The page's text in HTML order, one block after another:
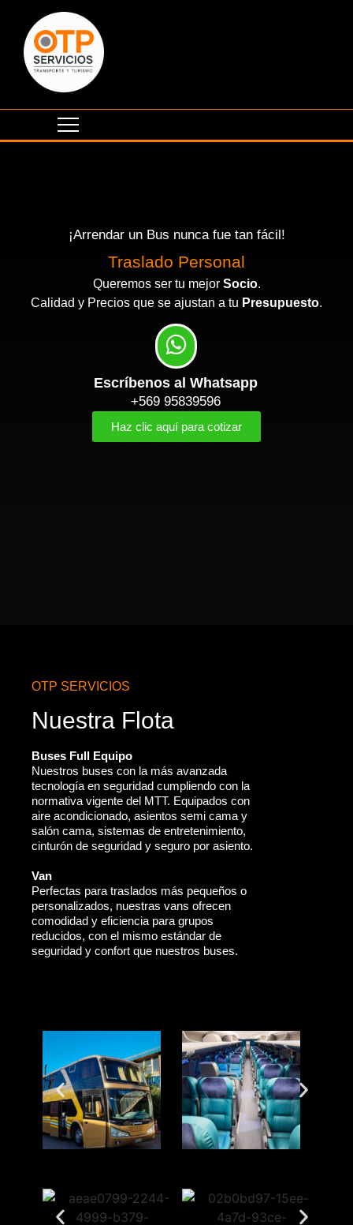
¡Arrendar un Bus nunca fue tan fácil!
Traslado Personal
Eventos Corporativos
Queremos ser tu mejor Socio.
Calidad y Precios que se ajustan a tu Presupuesto.
Escríbenos al Whatsapp
+569 95839596
Haz clic aquí para cotizar
OTP SERVICIOS
Nuestra Flota
Buses Full Equipo
Nuestros buses con la más avanzada
tecnología en seguridad cumpliendo con la
normativa vigente del MTT. Equipados con
aire acondicionado, asientos semi cama y
salón cama, sistemas de entretenimiento,
cinturón de seguridad y seguro por asiento.
Van
Perfectas para traslados más pequeños o
personalizados, nuestras vans ofrecen
comodidad y eficiencia para grupos
reducidos, con el mismo estándar de
seguridad y confort que nuestros buses.